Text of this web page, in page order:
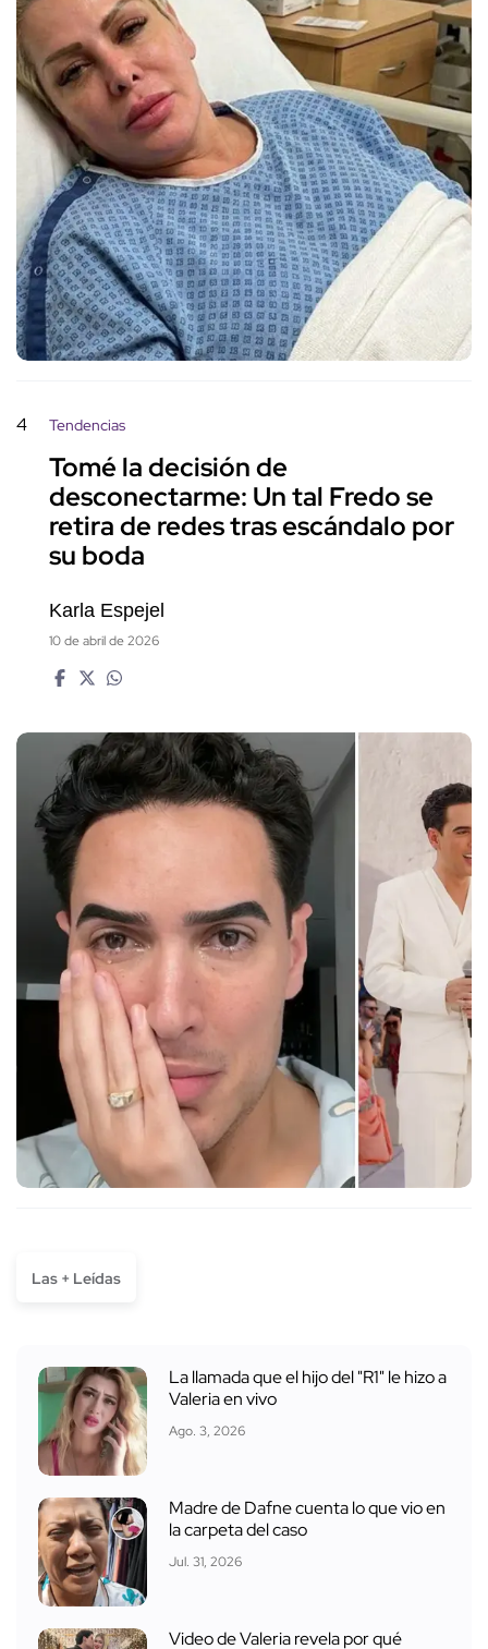
4 Tendencias
Tomé la decisión de
desconectarme: Un tal Fredo se
retira de redes tras escándalo por
su boda
Karla Espejel
10 de abril de 2026
Las + Leídas
La llamada que el hijo del "R1" le hizo a
Valeria en vivo
Ago. 3, 2026
Madre de Dafne cuenta lo que vio en
la carpeta del caso
Jul. 31, 2026
Video de Valeria revela por qué